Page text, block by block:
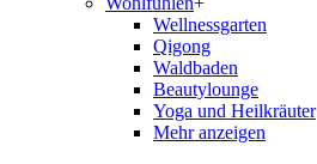
Wellnessgarten
Qigong
Waldbaden
Beautylounge
Yoga und Heilkräuter
Mehr anzeigen